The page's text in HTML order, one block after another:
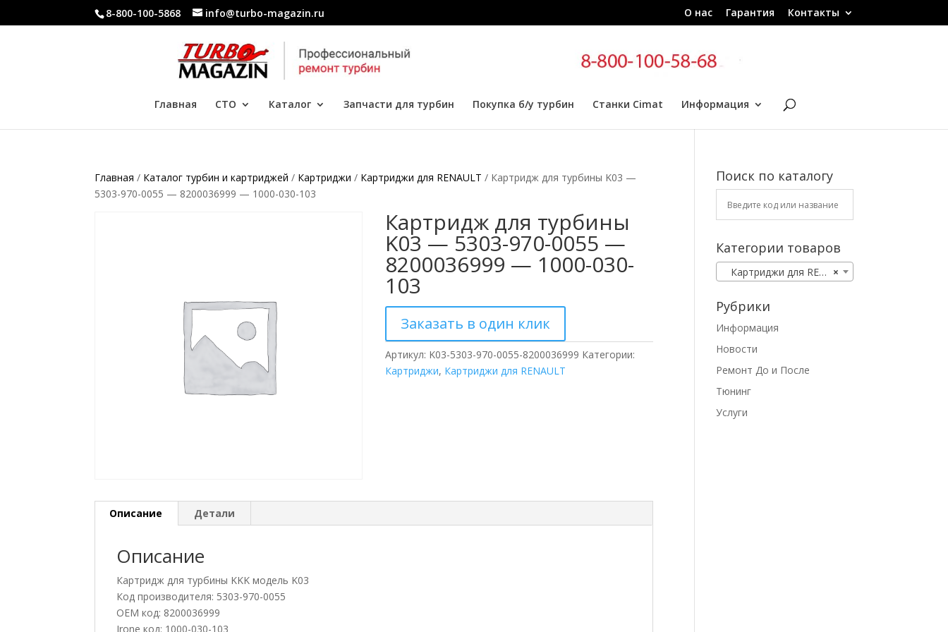
8-800-100-5868 info@turbo-magazin.ru О нас Гарантия Контакты
Главная СТО Каталог Запчасти для турбин Покупка б/у турбин Станки Cimat Информация
Главная / Каталог турбин и картриджей / Картриджи / Картриджи для RENAULT / Картридж для турбины K03 —
5303-970-0055 — 8200036999 — 1000-030-103
Картридж для турбины
K03 — 5303-970-0055 —
8200036999 — 1000-030-
103
Заказать в один клик
Артикул: K03-5303-970-0055-8200036999 Категории:
Картриджи, Картриджи для RENAULT
Описание Детали
Описание
Картридж для турбины KKK модель K03
Код производителя: 5303-970-0055
OEM код: 8200036999
Jrone код: 1000-030-103
Поиск по каталогу
Категории товаров
×
Картриджи для RENAULT
Рубрики
Информация
Новости
Ремонт До и После
Тюнинг
Услуги